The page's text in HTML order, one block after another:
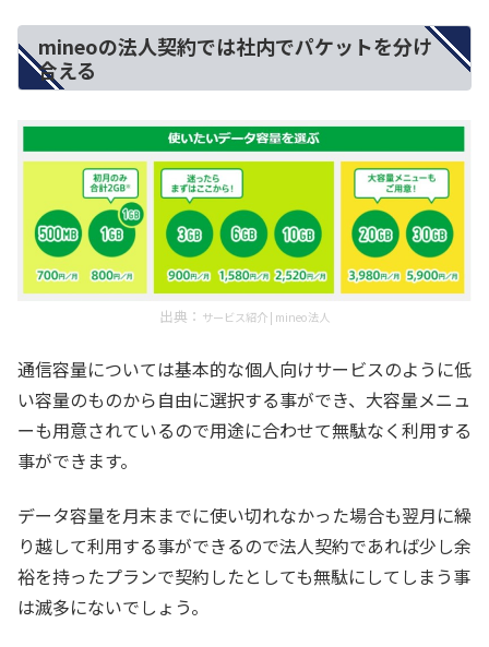
mineoの法人契約では社内でパケットを分け
合える
出典： サービス紹介 | mineo法人
通信容量については基本的な個人向けサービスのように低
い容量のものから自由に選択する事ができ、大容量メニュ
ーも用意されているので用途に合わせて無駄なく利用する
事ができます。
データ容量を月末までに使い切れなかった場合も翌月に繰
り越して利用する事ができるので法人契約であれば少し余
裕を持ったプランで契約したとしても無駄にしてしまう事
は滅多にないでしょう。